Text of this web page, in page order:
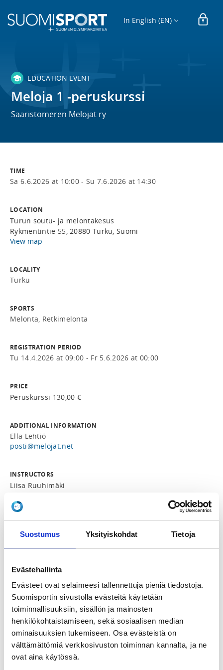
Suostumus Yksityiskohdat Tietoja
Evästehallinta
Evästeet ovat selaimeesi tallennettuja pieniä tiedostoja.
Suomisportin sivustolla evästeitä käytetään
toiminnallisuuksiin, sisällön ja mainosten
henkilökohtaistamiseen, sekä sosiaalisen median
ominaisuuksien tukemiseen. Osa evästeistä on
välttämättömiä verkkosivuston toiminnan kannalta, ja ne
ovat aina käytössä.
In English (EN)
EDUCATION EVENT
Meloja 1 -peruskurssi
Saaristomeren Melojat ry
TIME
Sa 6.6.2026 at 10:00 - Su 7.6.2026 at 14:30
LOCATION
Turun soutu- ja melontakesus
Rykmentintie 55, 20880 Turku, Suomi
View map
LOCALITY
Turku
SPORTS
Melonta, Retkimelonta
REGISTRATION PERIOD
Tu 14.4.2026 at 09:00 - Fr 5.6.2026 at 00:00
PRICE
Peruskurssi 130,00 €
ADDITIONAL INFORMATION
Ella Lehtiö
posti@melojat.net
INSTRUCTORS
Liisa Ruuhimäki
Anneli Suihkonen
Kiinnostaako sinua kajakkimelontaan tutustuminen tai
uuden melontaharrastuksen aloittaminen?
aloittelijoille sopivia Meloja 1-peruskursseja. Kurssi
kestää kolme arki-iltaa tai yhden viikonlopun ja sisältää
harjoittelua vesillä. Ennen kurssia suoritetaan lyhyt
verkkokurssi online-ympäristössä.
Osallistumisvaatimukset:
- hyvä peruskunto
- 25 metrin uimataito